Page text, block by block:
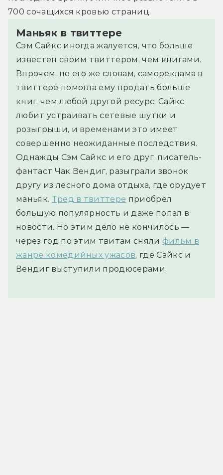
700 сочащихся кровью страниц.
Маньяк в твиттере
Сэм Сайкс иногда жалуется, что больше
известен своим твиттером, чем книгами.
Впрочем, по его же словам, самореклама в
твиттере помогла ему продать больше
книг, чем любой другой ресурс. Сайкс
любит устраивать сетевые шутки и
розыгрыши, и временами это имеет
совершенно неожиданные последствия.
Однажды Сэм Сайкс и его друг, писатель-
фантаст Чак Вендиг, разыграли звонок
другу из лесного дома отдыха, где орудует
маньяк. Тред в твиттере приобрел
большую популярность и даже попал в
новости. Но этим дело не кончилось —
через год по этим твитам сняли фильм в
жанре комедийных ужасов, где Сайкс и
Вендиг выступили продюсерами.